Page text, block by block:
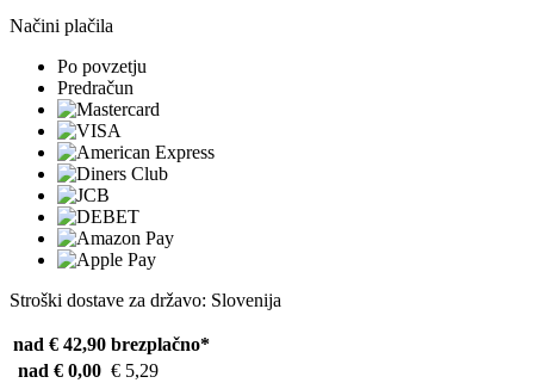
Načini plačila
Po povzetju
Predračun
Stroški dostave za državo: Slovenija
nad € 42,90 brezplačno*
nad € 0,00 € 5,29